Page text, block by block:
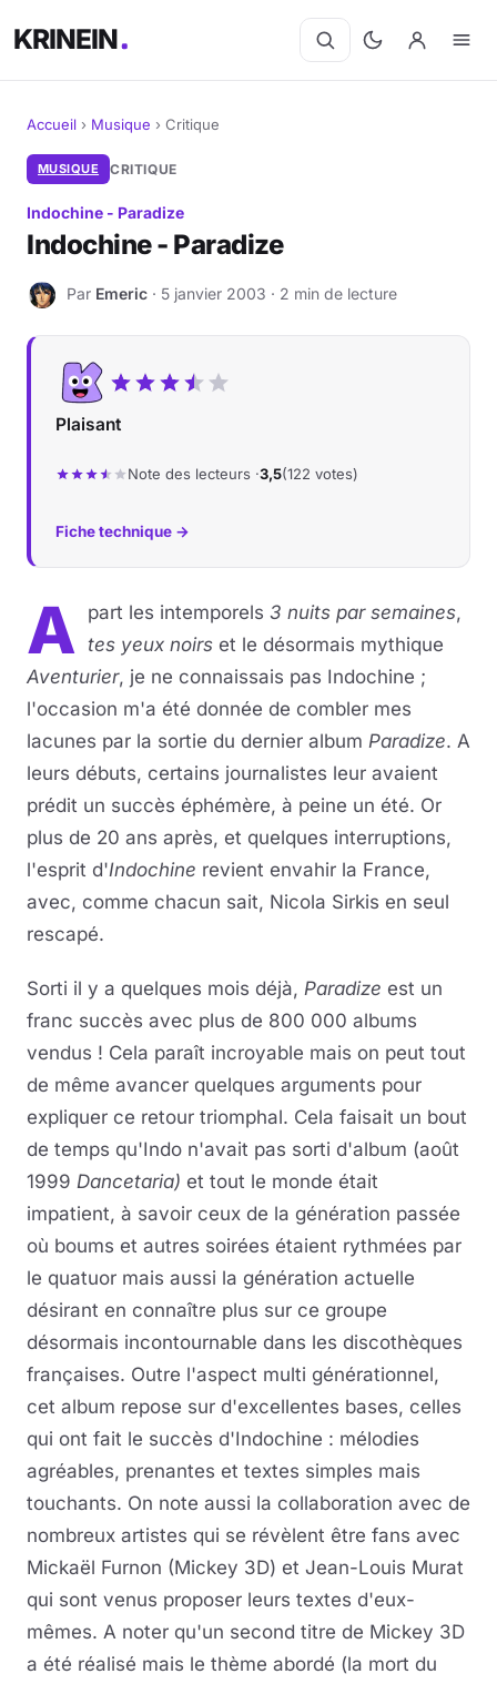
KRINEIN
Cinéma
Séries
Livres
Jeux vidéo
Musique
Sciences & Tech
Forum
Accueil › Musique › Critique
MUSIQUE CRITIQUE
Indochine - Paradize
Indochine - Paradize
E Par Emeric · 5 janvier 2003 · 2 min de lecture
Plaisant
Note des lecteurs ·3,5(122 votes)
Fiche technique →
A part les intemporels 3 nuits par semaines,
tes yeux noirs et le désormais mythique
Aventurier, je ne connaissais pas Indochine ;
l'occasion m'a été donnée de combler mes
lacunes par la sortie du dernier album Paradize. A
leurs débuts, certains journalistes leur avaient
prédit un succès éphémère, à peine un été. Or
plus de 20 ans après, et quelques interruptions,
l'esprit d'Indochine revient envahir la France,
avec, comme chacun sait, Nicola Sirkis en seul
rescapé.
Sorti il y a quelques mois déjà, Paradize est un
franc succès avec plus de 800 000 albums
vendus ! Cela paraît incroyable mais on peut tout
de même avancer quelques arguments pour
expliquer ce retour triomphal. Cela faisait un bout
de temps qu'Indo n'avait pas sorti d'album (août
1999 Dancetaria) et tout le monde était
impatient, à savoir ceux de la génération passée
où boums et autres soirées étaient rythmées par
le quatuor mais aussi la génération actuelle
désirant en connaître plus sur ce groupe
désormais incontournable dans les discothèques
françaises. Outre l'aspect multi générationnel,
cet album repose sur d'excellentes bases, celles
qui ont fait le succès d'Indochine : mélodies
agréables, prenantes et textes simples mais
touchants. On note aussi la collaboration avec de
nombreux artistes qui se révèlent être fans avec
Mickaël Furnon (Mickey 3D) et Jean-Louis Murat
qui sont venus proposer leurs textes d'eux-
mêmes. A noter qu'un second titre de Mickey 3D
a été réalisé mais le thème abordé (la mort du